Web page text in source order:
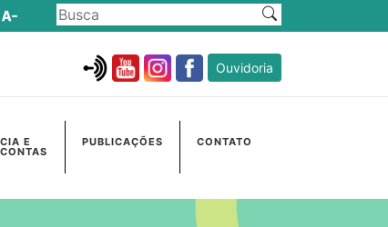
Ouvidoria
E PUBLICAÇÕES CONTATO